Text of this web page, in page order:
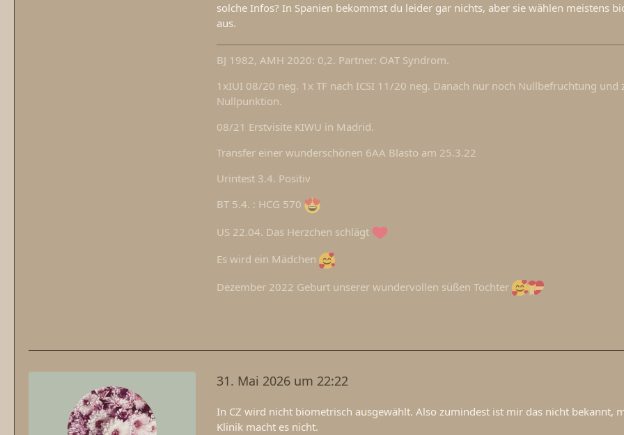
solche Infos? In Spanien bekommst du leider gar nichts, aber sie wählen meistens
aus.
BJ 1982, AMH 2020: 0,2. Partner: OAT Syndrom.
1xIUI 08/20 neg. 1x TF nach ICSI 11/20 neg. Danach nur noch Nullbefruchtung und
Nullpunktion.
08/21 Erstvisite KIWU in Madrid.
Transfer einer wunderschönen 6AA Blasto am 25.3.22
Urintest 3.4. Positiv
BT 5.4. : HCG 570
US 22.04. Das Herzchen schlägt
Es wird ein Mädchen
Dezember 2022 Geburt unserer wundervollen süßen Tochter
31. Mai 2026 um 22:22
In CZ wird nicht biometrisch ausgewählt. Also zumindest ist mir das nicht bekannt,
Klinik macht es nicht.